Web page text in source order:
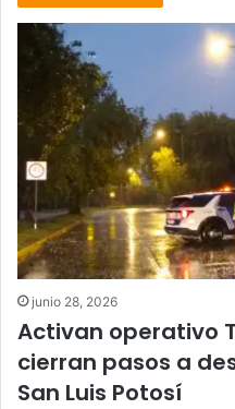
junio 28, 2026
Activan operativo
cierran pasos a
San Luis Potosí